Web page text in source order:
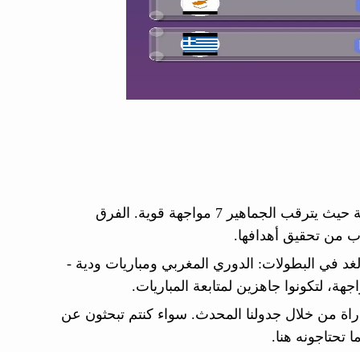
تنطلق غداً الخميس 04 يونيو 2026 مباريات مثيرة في 2 بطولات مختلفة حيث يترقب الجماهير 7 مواجهة قوية. الفرق
من تحقيق أهدافها.
في البطولات: الدوري المغربي ومباريات ودية -
لتكونوا جاهزين لمتابعة المباريات.
من خلال جدولنا المحدث. سواء كنتم تبحثون عن
تحتاجونه هنا.